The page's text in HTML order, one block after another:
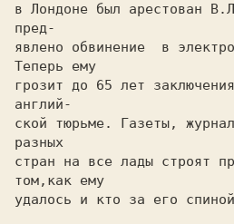
в Лондоне был арестован
пред-
явлено обвинение  в
Теперь ему
грозит до 65 лет
англий-
ской тюрьме. Газеты,
разных
стран на все лады строят
том,как ему
удалось и кто за его